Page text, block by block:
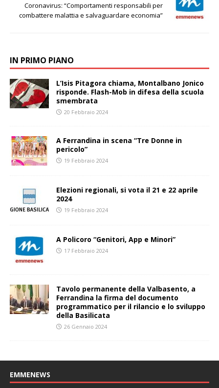
Coronavirus: “Comportamenti responsabili per
combattere malattia e salvaguardare economia”
IN PRIMO PIANO
L’Isis Pitagora chiama, Montalbano Jonico
risponde. Flash-Mob in difesa della scuola
smembrata
20 Febbraio 2024
A Ferrandina in scena “Tre Donne in
pericolo”
19 Febbraio 2024
Elezioni regionali, si vota il 21 e 22 aprile
2024
19 Febbraio 2024
A Policoro “Genitori, App e Minori”
17 Febbraio 2024
Tavolo permanente della Valbasento, a
Ferrandina la firma del documento
programmatico per il rilancio e lo sviluppo
della Basilicata
26 Gennaio 2024
EMMENEWS